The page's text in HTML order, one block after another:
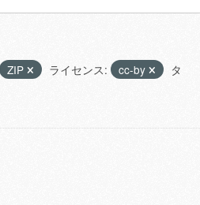
ZIP ライセンス: cc-by
タ